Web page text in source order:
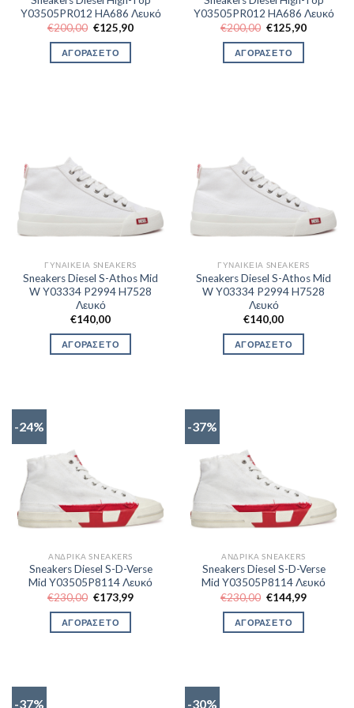
Y03505PR012 HA686 Λευκό
€200,00 Original
was:
€200,00.
€125,90Η
ΑΓΟΡΑΣΕ ΤΟ
Y03505PR012 HA686 Λευκό
€200,00 Original
was:
€200,00.
€125,90Η
ΑΓΟΡΑΣΕ ΤΟ
ΓΥΝΑΙΚΕΊΑ SNEAKERS
Sneakers Diesel S-Athos Mid
W Y03334 P2994 H7528
Λευκό
€140,00
ΑΓΟΡΑΣΕ ΤΟ
ΓΥΝΑΙΚΕΊΑ SNEAKERS
Sneakers Diesel S-Athos Mid
W Y03334 P2994 H7528
Λευκό
€140,00
ΑΓΟΡΑΣΕ ΤΟ
-24%
ΑΝΔΡΙΚΆ SNEAKERS
Sneakers Diesel S-D-Verse
Mid Y03505P8114 Λευκό
€230,00 Original
was:
€230,00.
€173,99Η
ΑΓΟΡΑΣΕ ΤΟ
-37%
ΑΝΔΡΙΚΆ SNEAKERS
Sneakers Diesel S-D-Verse
Mid Y03505P8114 Λευκό
€230,00 Original
was:
€230,00.
€144,99Η
ΑΓΟΡΑΣΕ ΤΟ
-37% -30%